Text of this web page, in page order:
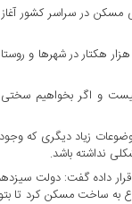
بزرگ نهضت ملی مسکن در سراسر
وی بیان کرد: از سوی دیگر میزان زمینی که دولت در این پروژه بزرگ به میدان آورده،
و اگر بخواهیم سختی
زیاد دیگری که
نداشته باشد.
داده گفت: دولت
ساخت مسکن کرد تا